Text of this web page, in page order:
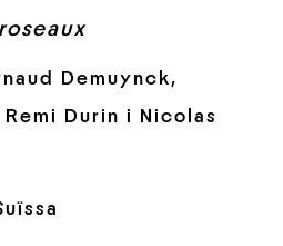
Demuynck,
Durin i Nicolas